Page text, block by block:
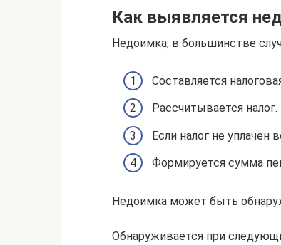
Как выявляется
Недоимка, в большинстве
Составляется
Рассчитывается налог.
Если налог не уплачен
Формируется сумма
Недоимка может быть
Обнаруживается при